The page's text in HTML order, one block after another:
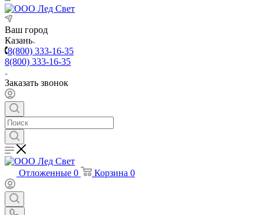
Ваш город
Казань
8(800) 333-16-35
8(800) 333-16-35
Заказать звонок
Отложенные 0 Корзина 0